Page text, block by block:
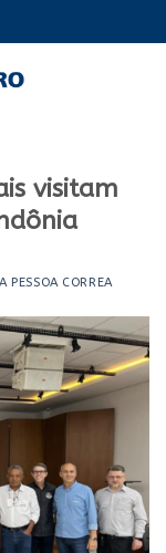
visitam
PESSOA CORREA